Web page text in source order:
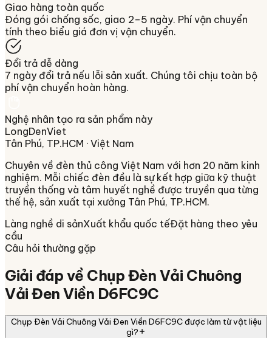
Giao hàng toàn quốc
Đóng gói chống sốc, giao 2–5 ngày. Phí vận chuyển
tính theo biểu giá đơn vị vận chuyển.
Đổi trả dễ dàng
7 ngày đổi trả nếu lỗi sản xuất. Chúng tôi chịu toàn bộ
phí vận chuyển hoàn hàng.
Nghệ nhân tạo ra sản phẩm này
LongDenViet
Tân Phú, TP.HCM · Việt Nam
Chuyên về đèn thủ công Việt Nam với hơn 20 năm kinh
nghiệm. Mỗi chiếc đèn đều là sự kết hợp giữa kỹ thuật
truyền thống và tâm huyết nghề được truyền qua từng
thế hệ, sản xuất tại xưởng Tân Phú, TP.HCM.
Làng nghề di sảnXuất khẩu quốc tếĐặt hàng theo yêu
cầu
Câu hỏi thường gặp
Giải đáp về Chụp Đèn Vải Chuông
Vải Đen Viền D6FC9C
Chụp Đèn Vải Chuông Vải Đen Viền D6FC9C được làm từ vật liệu
gì?